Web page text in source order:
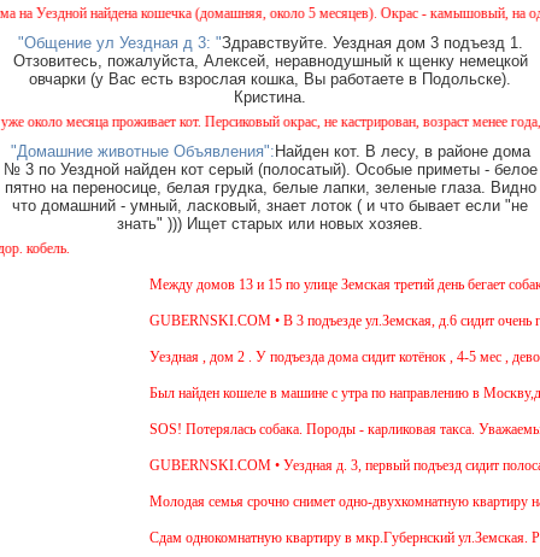
кошечка (домашняя, около 5 месяцев). Окрас - камышовый, на один глазик
"Общение ул Уездная д 3: "Здравствуйте. Уездная дом 3 подъезд 1.
Отзовитесь, пожалуйста, Алексей, неравнодушный к щенку немецкой
овчарки (у Вас есть взрослая кошка, Вы работаете в Подольске).
Кристина.
проживает кот. Персиковый окрас, не кастрирован, возраст менее года, ухожен,
"Домашние животные Объявления": Найден кот. В лесу, в районе дома
№ 3 по Уездной найден кот серый (полосатый). Особые приметы - белое
пятно на переносице, белая грудка, белые лапки, зеленые глаза. Видно
что домашний - умный, ласковый, знает лоток ( и что бывает если "не
знать" ))) Ищет старых или новых хозяев.
Между домов 13 и 15 по улице Земская третий день бегает собака из
GUBERNSKI.COM • В 3 подъезде ул.Земская, д.6 сидит очень
Уездная , дом 2 . У подъезда дома сидит котёнок , 4-5 мес ,
Был найден кошеле в машине с утра по направлению в
SOS! Потерялась собака. Породы - карликовая такса. Уважаемые
GUBERNSKI.COM • Уездная д. 3, первый подъезд сидит
Молодая семья срочно снимет одно-двухкомнатную квартиру на
Cдам однокомнатную квартиру в мкр.Губернский ул.Земская.